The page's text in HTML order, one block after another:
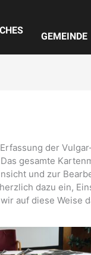
GEMEINDE
der
gesamte
und zur
dazu ein,
auf diese Weise